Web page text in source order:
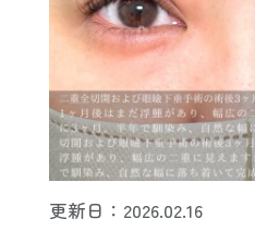
更新日：2026.02.16